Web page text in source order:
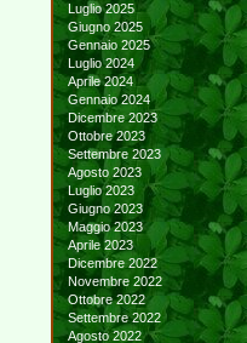
Luglio 2025
Giugno 2025
Gennaio 2025
Luglio 2024
Aprile 2024
Gennaio 2024
Dicembre 2023
Ottobre 2023
Settembre 2023
Agosto 2023
Luglio 2023
Giugno 2023
Maggio 2023
Aprile 2023
Dicembre 2022
Novembre 2022
Ottobre 2022
Settembre 2022
Agosto 2022